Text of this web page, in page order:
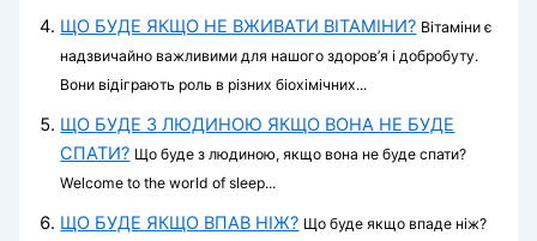
ЩО БУДЕ ЯКЩО НЕ ВЖИВАТИ ВІТАМІНИ? Вітаміни є
надзвичайно важливими для нашого здоров’я і добробуту.
Вони відіграють роль в різних біохімічних...
ЩО БУДЕ З ЛЮДИНОЮ ЯКЩО ВОНА НЕ БУДЕ
СПАТИ? Що буде з людиною, якщо вона не буде спати?
Welcome to the world of sleep...
ЩО БУДЕ ЯКЩО ВПАВ НІЖ? Що буде якщо впаде ніж?